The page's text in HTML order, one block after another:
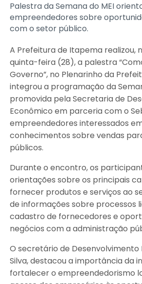
Palestra da Semana do MEI
empreendedores sobre
com o setor público.
A Prefeitura de Itapema realizou,
quinta-feira (28), a palestra
Governo”, no Plenarinho da
integrou a programação da
promovida pela Secretaria de
Econômico em parceria com o
empreendedores interessados
conhecimentos sobre vendas
públicos.
Durante o encontro, os
orientações sobre os principais
fornecer produtos e serviços ao
de informações sobre processos
cadastro de fornecedores e
negócios com a administração
O secretário de Desenvolvimento
Silva, destacou a importância da
fortalecer o empreendedorismo